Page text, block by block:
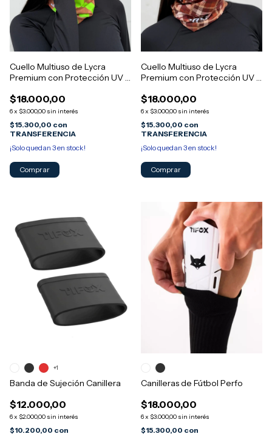
Cuello Multiuso de Lycra
Premium con Protección UV -
$18.000,00
6x $3.000,00 sin interés
$15.300,00 con
TRANSFERENCIA
¡Solo quedan 3en stock!
Cuello Multiuso de Lycra
Premium con Protección UV -
$18.000,00
6x $3.000,00 sin interés
$15.300,00 con
TRANSFERENCIA
¡Solo quedan 3en stock!
Banda de Sujeción Canillera
$12.000,00
6x $2.000,00 sin interés
$10.200,00 con
+1
Canilleras de Fútbol Perfo
$18.000,00
6x $3.000,00 sin interés
$15.300,00 con